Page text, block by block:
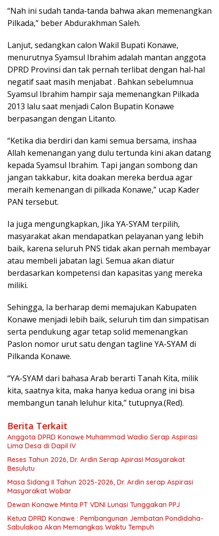
“Nah ini sudah tanda-tanda bahwa akan memenangkan
Pilkada,” beber Abdurakhman Saleh.
Lanjut, sedangkan calon Wakil Bupati Konawe,
menurutnya Syamsul Ibrahim adalah mantan anggota
DPRD Provinsi dan tak pernah terlibat dengan hal-hal
negatif saat masih menjabat . Bahkan sebelumnua
Syamsul Ibrahim hampir saja memenangkan Pilkada
2013 lalu saat menjadi Calon Bupatin Konawe
berpasangan dengan Litanto.
“Ketika dia berdiri dan kami semua bersama, inshaa
Allah kemenangan yang dulu tertunda kini akan datang
kepada Syamsul Ibrahim. Tapi jangan sombong dan
jangan takkabur, kita doakan mereka berdua agar
meraih kemenangan di pilkada Konawe,” ucap Kader
PAN tersebut.
Ia juga mengungkapkan, Jika YA-SYAM terpilih,
masyarakat akan mendapatkan pelayanan yang lebih
baik, karena seluruh PNS tidak akan pernah membayar
atau membeli jabatan lagi. Semua akan diatur
berdasarkan kompetensi dan kapasitas yang mereka
miliki.
Sehingga, Ia berharap demi memajukan Kabupaten
Konawe menjadi lebih baik, seluruh tim dan simpatisan
serta pendukung agar tetap solid memenangkan
Paslon nomor urut satu dengan tagline YA-SYAM di
Pilkanda Konawe.
“YA-SYAM dari bahasa Arab berarti Tanah Kita, milik
kita, saatnya kita, maka hanya kedua orang ini bisa
membangun tanah leluhur kita,” tutupnya.(Red).
Berita Terkait
Anggota DPRD Konawe Muhammad Wadio Serap Aspirasi
Lima Desa di Dapil IV
Reses Tahun 2026, Dr. Ardin Serap Apirasi Masyarakat
Besulutu
Masa Sidang II Tahun 2025-2026, Dr. Ardin serap Aspirasi
Masyarakat Wobar
Dewan Konawe Minta PT VDNI Lunasi Tunggakan PPJ
Ketua DPRD Konawe : Pembangunan Jembatan Pondidaha-
Sabulakoa Akan Memangkas Waktu Tempuh